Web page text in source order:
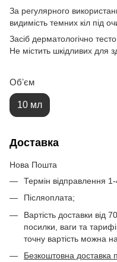
За регулярного
видимість темних кіл під
Засіб дерматологічно
Не містить шкідливих для
Обʼєм
10 мл
Доставка
Нова Пошта
Термін відправлення
Післяоплата;
Вартість доставки від
посилки, ваги та
точну вартість можна на
Безкоштовна доставка